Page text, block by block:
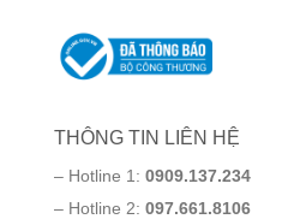
THÔNG TIN LIÊN HỆ
– Hotline 1: 0909.137.234
– Hotline 2: 097.661.8106